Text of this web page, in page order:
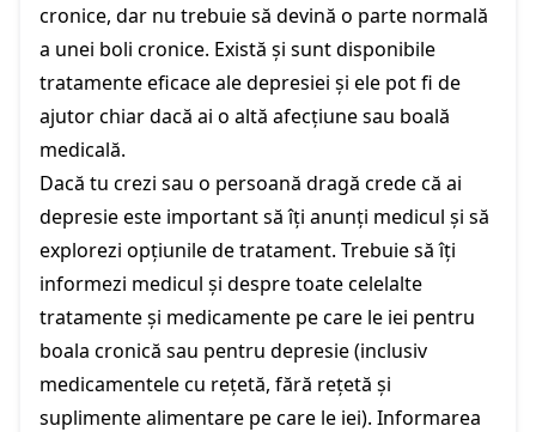
cronice, dar nu trebuie să devină o parte normală
a unei boli cronice. Există și sunt disponibile
tratamente eficace ale depresiei și ele pot fi de
ajutor chiar dacă ai o altă afecțiune sau boală
medicală.
Dacă tu crezi sau o persoană dragă crede că ai
depresie este important să îți anunți medicul și să
explorezi opțiunile de tratament. Trebuie să îți
informezi medicul și despre toate celelalte
tratamente și medicamente pe care le iei pentru
boala cronică sau pentru depresie (inclusiv
medicamentele cu rețetă, fără rețetă și
suplimente alimentare pe care le iei). Informarea